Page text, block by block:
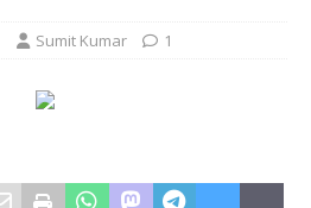
Sumit Kumar 1